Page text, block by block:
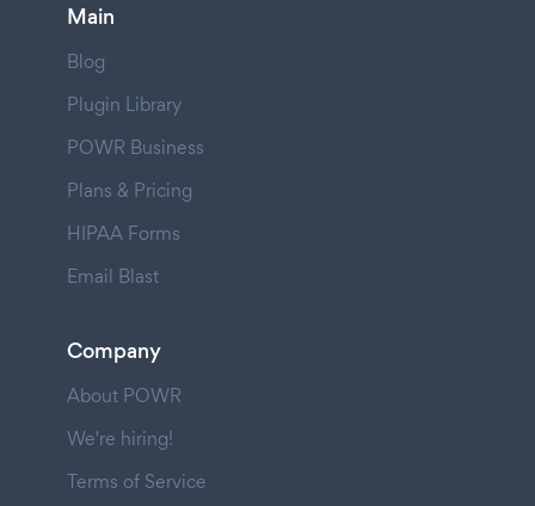
Main
Blog
Plugin Library
POWR Business
Plans & Pricing
HIPAA Forms
Email Blast
Company
About POWR
We're hiring!
Terms of Service